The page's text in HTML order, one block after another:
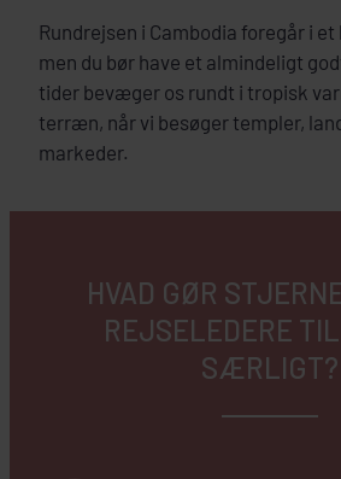
Rundrejsen i Cambodia foregår i
men du bør have et almindeligt
tider bevæger os rundt i tropisk
terræn, når vi besøger templer,
markeder.
HVAD GØR
REJSELEDERE
SÆRLIGT?